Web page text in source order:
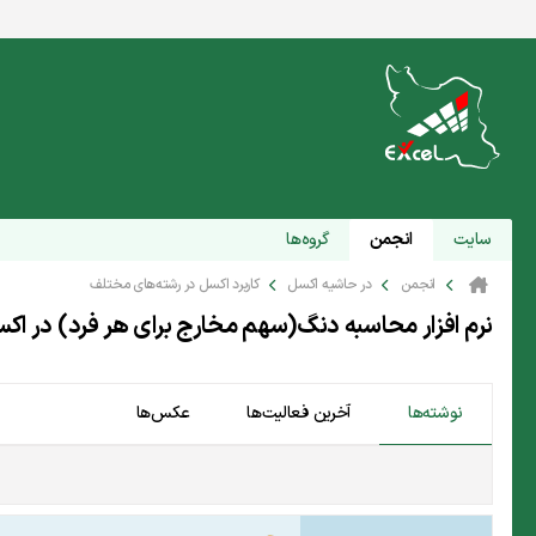
سایت انجمن گروه‌ها
انجمن در حاشیه اکسل کاربرد اکسل در رشته‌های مختلف
نرم افزار محاسبه دنگ(سهم مخارج برای هر فرد) در
نوشته‌ها آخرین فعالیت‌ها عکس‌ها